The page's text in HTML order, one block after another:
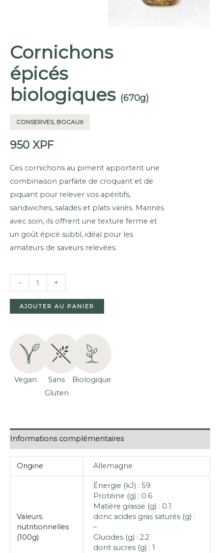
Cornichons
épicés
biologiques (670g)
CONSERVES, BOCAUX
950 XPF
Ces cornichons au piment apportent une
combinaison parfaite de croquant et de
piquant pour relever vos apéritifs,
sandwiches, salades et plats variés. Marinés
avec soin, ils offrent une texture ferme et
un goût épicé subtil, idéal pour les
amateurs de saveurs relevées.
-
QUANTITÉ
DE
CORNICHONS
BIOLOGIQUES
(670G)
+
AJOUTER AU PANIER
Vegan
Sans
Gluten
Biologique
Informations complémentaires
Origine Allemagne
Valeurs
nutritionnelles
(100g)
Énergie (kJ) : 59
Protéine (g) : 0.6
Matière grasse (g) : 0.1
donc acides gras saturés (g) :
–
Glucides (g) : 2.2
dont sucres (g) : 1